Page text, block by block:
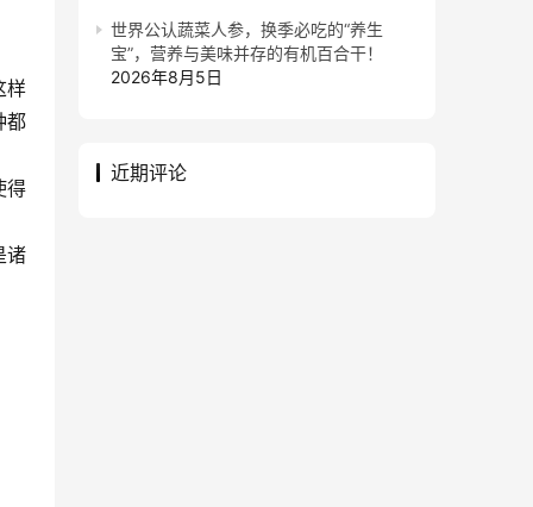
样
都
得
诸
世界公认蔬菜人参，换季必吃的“养生
宝”，营养与美味并存的有机百合干！
2026年8月5日
近期评论